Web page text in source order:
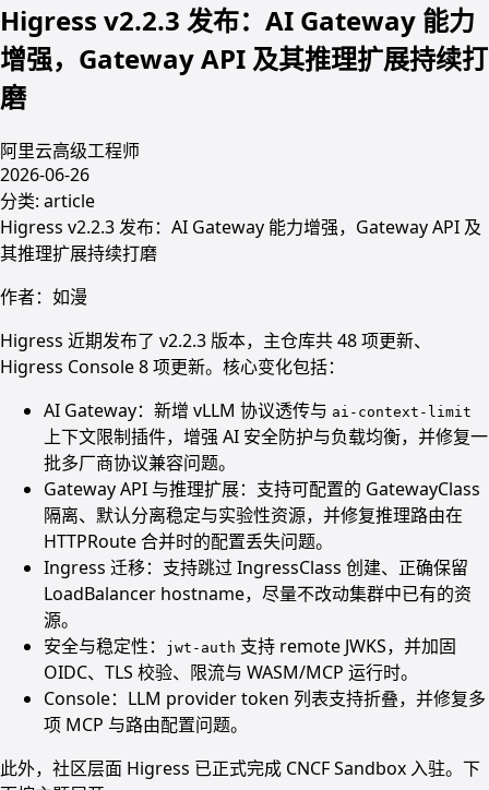
Higress v2.2.3 发布：AI Gateway 能力
增强，Gateway API 及其推理扩展持续打
磨
阿里云高级工程师
2026-06-26
分类: article
Higress v2.2.3 发布：AI Gateway 能力增强，Gateway API 及
其推理扩展持续打磨
作者：如漫
Higress 近期发布了 v2.2.3 版本，主仓库共 48 项更新、
Higress Console 8 项更新。核心变化包括：
AI Gateway：新增 vLLM 协议透传与 ai-context-limit
上下文限制插件，增强 AI 安全防护与负载均衡，并修复一
批多厂商协议兼容问题。
Gateway API 与推理扩展：支持可配置的 GatewayClass
隔离、默认分离稳定与实验性资源，并修复推理路由在
HTTPRoute 合并时的配置丢失问题。
Ingress 迁移：支持跳过 IngressClass 创建、正确保留
LoadBalancer hostname，尽量不改动集群中已有的资
源。
安全与稳定性：
jwt-auth 支持 remote JWKS，并加固
OIDC、TLS 校验、限流与 WASM/MCP 运行时。
Console：LLM provider token 列表支持折叠，并修复多
项 MCP 与路由配置问题。
此外，社区层面 Higress 已正式完成 CNCF Sandbox 入驻。下